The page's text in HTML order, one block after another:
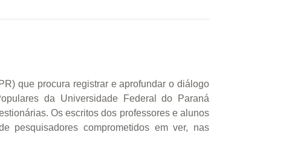
que procura registrar e aprofundar o diálogo
da Universidade Federal do Paraná
Os escritos dos professores e alunos
pesquisadores comprometidos em ver, nas